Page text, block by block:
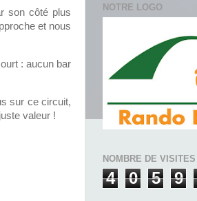
son côté plus
et nous
: aucun bar
sur ce circuit,
valeur !
NOTRE LOGO
NOMBRE DE VISITES
4 0 5 9